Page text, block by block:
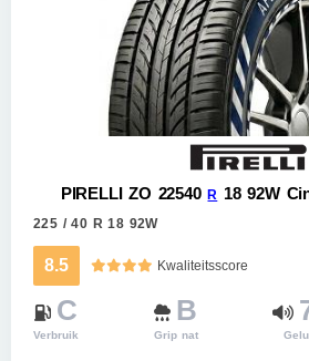
PIRELLI ZO 22540R 18 92W
225 / 40 R 18 92W
8.5 Kwaliteitsscore
C
Verbruik
B
Grip nat